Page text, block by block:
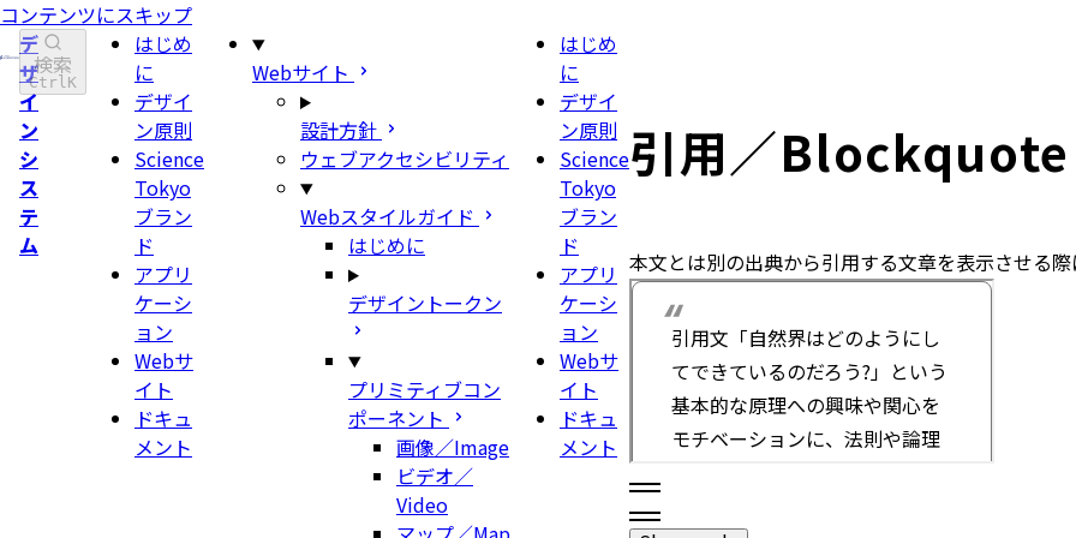
コンテンツにスキップ
デ
ザ
イ
ン
シ
ス
テ
ム
検索
CtrlK
はじめ
に
デザイ
ン原則
Science
Tokyo
ブラン
ド
アプリ
ケーシ
ョン
Webサ
イト
ドキュ
メント
Webサイト
設計方針
ウェブアクセシビリティ
Webスタイルガイド
はじめに
デザイントークン
プリミティブコン
ポーネント
画像／Image
ビデオ／
Video
はじめ
に
デザイ
ン原則
Science
Tokyo
ブラン
ド
アプリ
ケーシ
ョン
Webサ
イト
ドキュ
メント
引用／Blockquote
本文とは別の出典から引用する文章を表示させる際